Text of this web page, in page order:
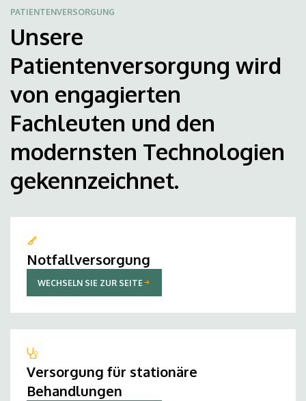
PATIENTENVERSORGUNG
Unsere
Patientenversorgung wird
von engagierten
Fachleuten und den
modernsten Technologien
gekennzeichnet.
Notfallversorgung
WECHSELN SIE ZUR SEITE
Versorgung für stationäre
Behandlungen